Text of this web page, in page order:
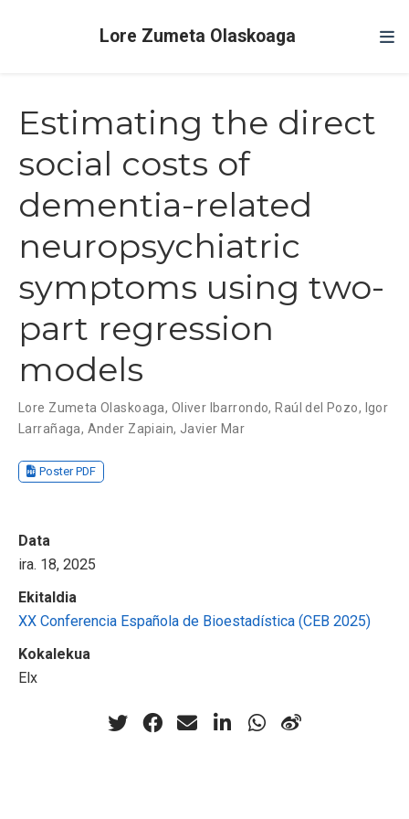
Lore Zumeta Olaskoaga
Estimating the direct
social costs of
dementia-related
neuropsychiatric
symptoms using two-
part regression
models
Lore Zumeta Olaskoaga, Oliver Ibarrondo, Raúl del Pozo, Igor
Larrañaga, Ander Zapiain, Javier Mar
Poster PDF
Data
ira. 18, 2025
Ekitaldia
XX Conferencia Española de Bioestadística (CEB 2025)
Kokalekua
Elx